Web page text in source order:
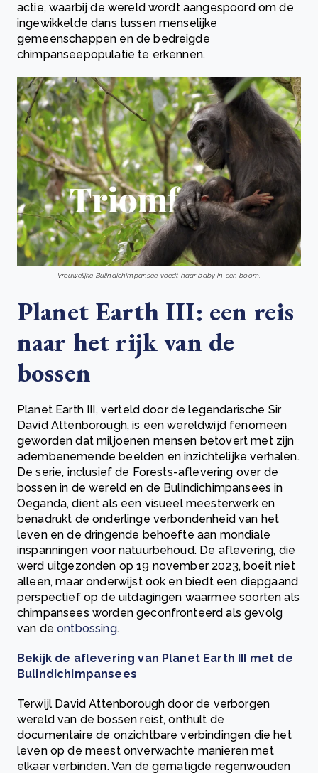
actie, waarbij de wereld wordt aangespoord om de
ingewikkelde dans tussen menselijke
gemeenschappen en de bedreigde
chimpanseepopulatie te erkennen.
Vrouwelijke Bulindichimpansee voedt haar baby in een boom.
Planet Earth III: een reis
naar het rijk van de
bossen
Planet Earth III, verteld door de legendarische Sir
David Attenborough, is een wereldwijd fenomeen
geworden dat miljoenen mensen betovert met zijn
adembenemende beelden en inzichtelijke verhalen.
De serie, inclusief de Forests-aflevering over de
bossen in de wereld en de Bulindichimpansees in
Oeganda, dient als een visueel meesterwerk en
benadrukt de onderlinge verbondenheid van het
leven en de dringende behoefte aan mondiale
inspanningen voor natuurbehoud. De aflevering, die
werd uitgezonden op 19 november 2023, boeit niet
alleen, maar onderwijst ook en biedt een diepgaand
perspectief op de uitdagingen waarmee soorten als
chimpansees worden geconfronteerd als gevolg
van deontbossing.
Bekijk de aflevering van Planet Earth III met de
Bulindichimpansees
Terwijl David Attenborough door de verborgen
wereld van de bossen reist, onthult de
documentaire de onzichtbare verbindingen die het
leven op de meest onverwachte manieren met
elkaar verbinden. Van de gematigde regenwouden